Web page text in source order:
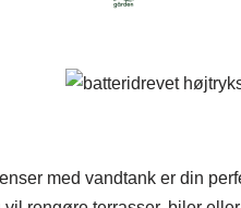
med vandtank er din